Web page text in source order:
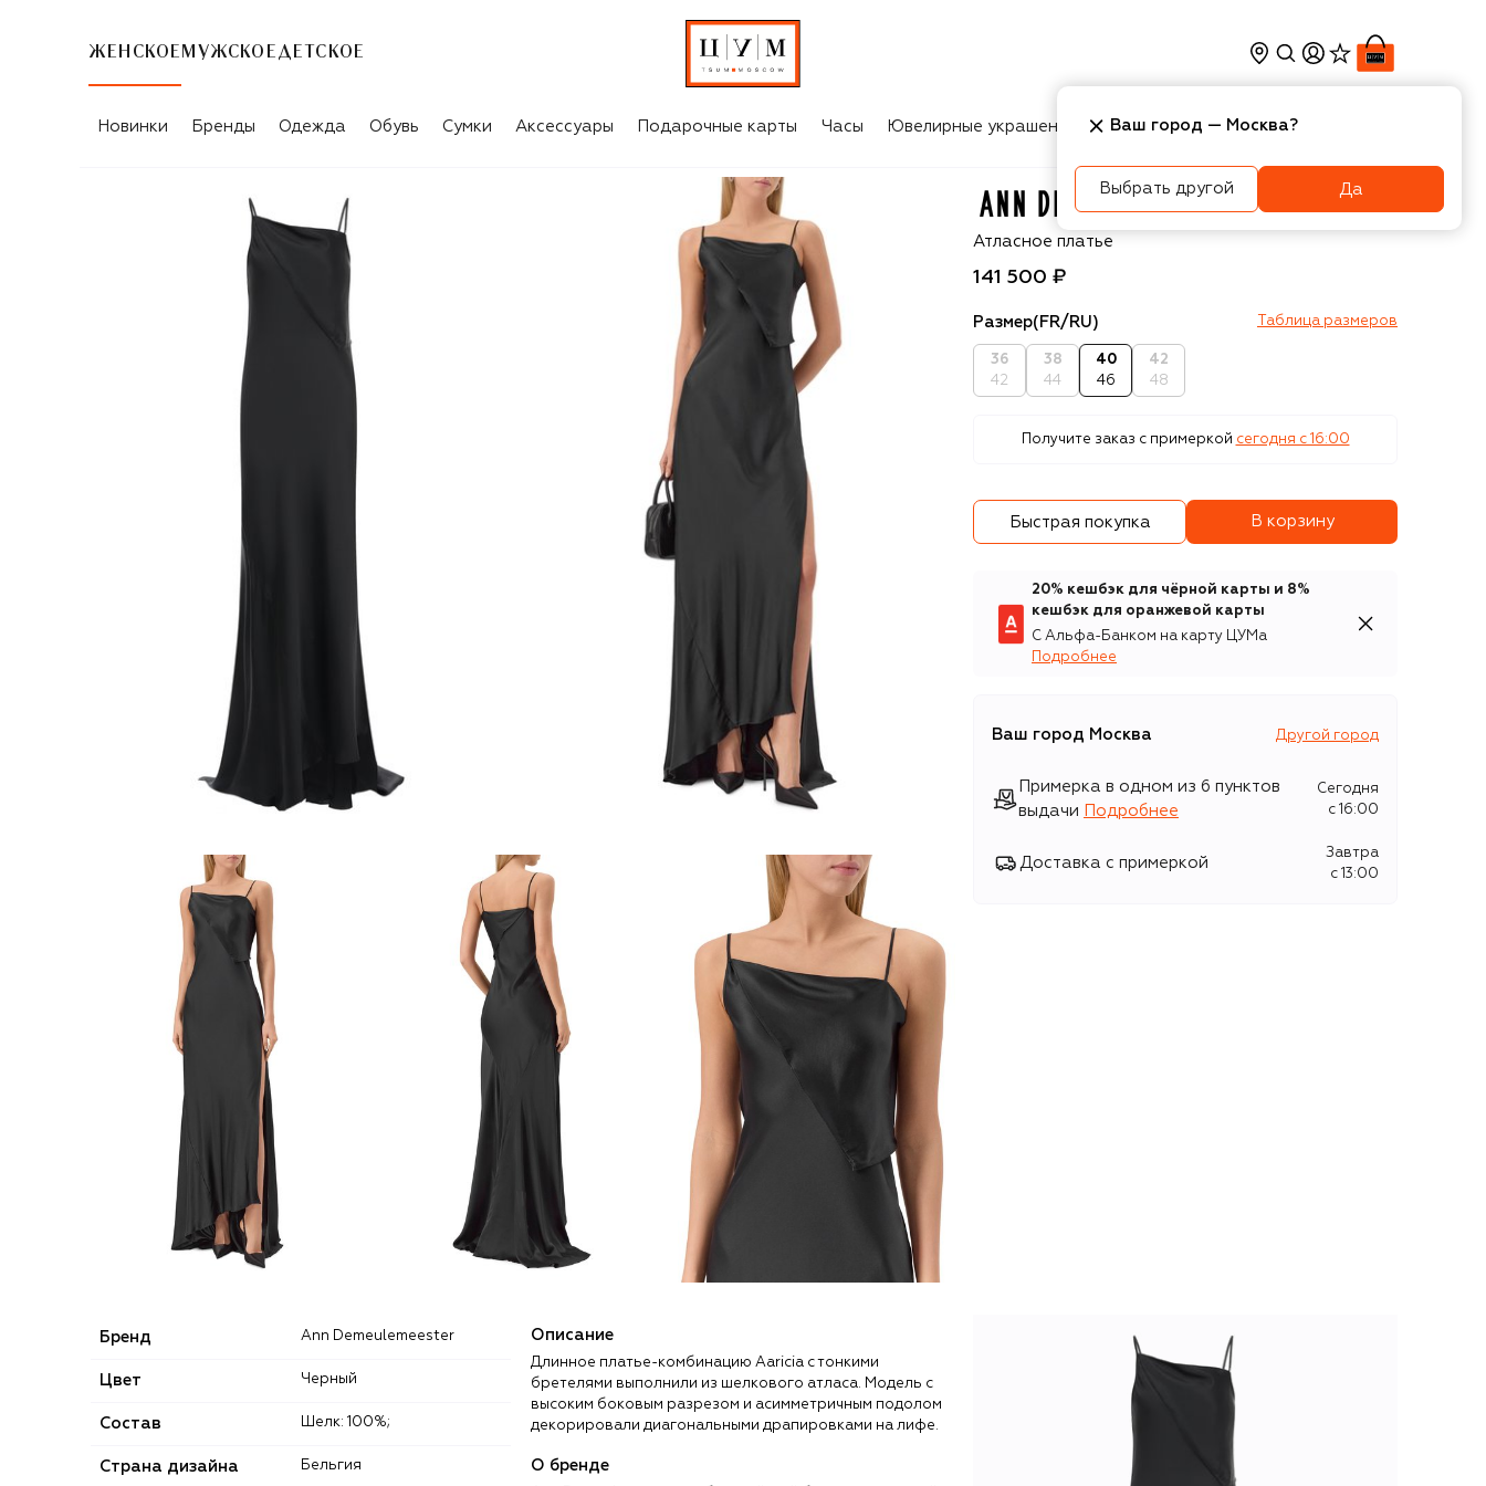
ЖЕНСКОЕ МУЖСКОЕ ДЕТСКОЕ
Новинки Бренды Одежда Обувь Сумки Аксессуары Подарочные карты Часы Ювелирные украшения Косметика Интерьер
Ann Demeulemeester
Атласное платье
141 500 ₽
Размер(FR/RU) Таблица размеров
36
42
38
44
40
46
42
48
Получите заказ с примеркой сегодня c 16:00
Быстрая покупка В корзину
20% кешбэк для чёрной карты и 8%
кешбэк для оранжевой карты
С Альфа-Банком на карту ЦУМа
Подробнее
Ваш город Москва Другой город
Примерка в одном из 6 пунктов
выдачи
Подробнее
Сегодня
c 16:00
Доставка с примеркой
Завтра
c 13:00
Бренд Ann Demeulemeester
Цвет Черный
Состав Шелк: 100%;
Страна дизайна Бельгия
Описание
Длинное платье-комбинацию Aaricia с тонкими
бретелями выполнили из шелкового атласа. Модель с
высоким боковым разрезом и асимметричным подолом
декорировали диагональными драпировками на лифе.
О бренде
Ваш город — Москва?
Выбрать другой Да